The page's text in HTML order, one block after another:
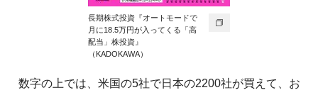
長期株式投資『オートモードで
月に18.5万円が入ってくる「高
配当」株投資』
（KADOKAWA）
数字の上では、米国の5社で日本の2200社が買えて、お